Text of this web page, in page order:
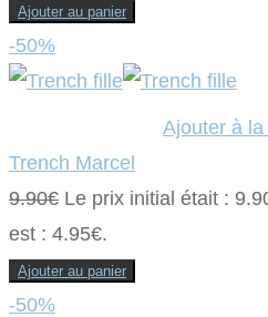
Ajouter au panier
-50%
Ajouter à
Trench Marcel
9.90€ Le prix initial était :
est : 4.95€.
Ajouter au panier
-50%